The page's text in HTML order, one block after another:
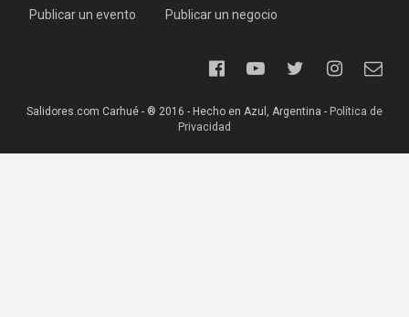
Publicar un evento Publicar un negocio
Salidores.com Carhué - ® 2016 - Hecho en Azul, Argentina - Política de
Privacidad